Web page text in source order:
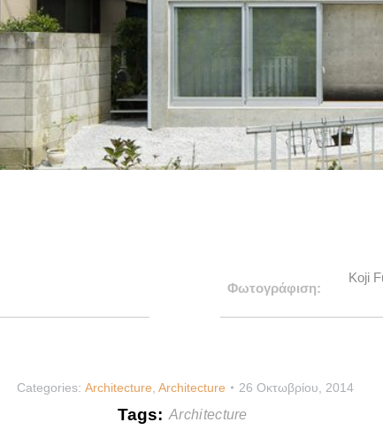
Φωτογράφιση:
Koji
Categories: Architecture Architecture 26 Οκτωβρίου, 2014
Tags: Architecture